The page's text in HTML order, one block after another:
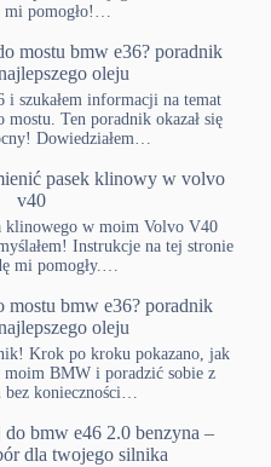
mi pomogło!…
mostu bmw e36? poradnik
oleju
i szukałem informacji na temat
Ten poradnik okazał się
Dowiedziałem…
pasek klinowy w volvo
v40
klinowego w moim Volvo V40
Instrukcje na tej stronie
mi pomogły.…
mostu bmw e36? poradnik
oleju
Krok po kroku pokazano, jak
moim BMW i poradzić sobie z
bez konieczności…
do bmw e46 2.0 benzyna –
dla twojego silnika